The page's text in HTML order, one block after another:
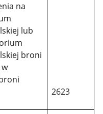
na
lub
broni
2623